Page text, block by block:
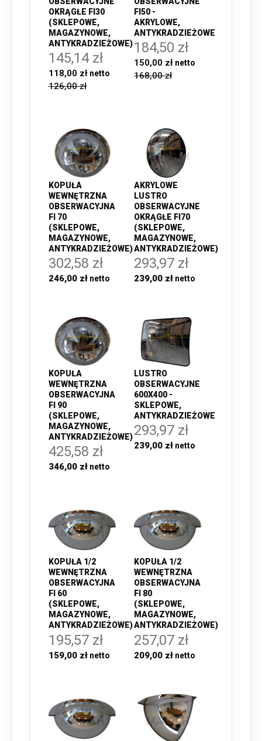
OKRĄGŁE FI30
(SKLEPOWE,
MAGAZYNOWE,
ANTYKRADZIEŻOWE)
145,14 zł
118,00 zł
126,00 zł
FI50 -
AKRYLOWE,
ANTYKRADZIEŻOWE
184,50 zł
150,00 zł
168,00 zł
KOPUŁA
WEWNĘTRZNA
OBSERWACYJNA
FI 70
(SKLEPOWE,
MAGAZYNOWE,
ANTYKRADZIEŻOWE)
302,58 zł
246,00 zł
AKRYLOWE
LUSTRO
OBSERWACYJNE
OKRĄGŁE FI70
(SKLEPOWE,
MAGAZYNOWE,
ANTYKRADZIEŻOWE)
293,97 zł
239,00 zł
KOPUŁA
WEWNĘTRZNA
OBSERWACYJNA
FI 90
(SKLEPOWE,
MAGAZYNOWE,
ANTYKRADZIEŻOWE)
425,58 zł
346,00 zł
LUSTRO
OBSERWACYJNE
600X400 -
SKLEPOWE,
ANTYKRADZIEŻOWE
293,97 zł
239,00 zł
KOPUŁA 1/2
WEWNĘTRZNA
OBSERWACYJNA
FI 60
(SKLEPOWE,
MAGAZYNOWE,
ANTYKRADZIEŻOWE)
195,57 zł
159,00 zł
KOPUŁA 1/2
WEWNĘTRZNA
OBSERWACYJNA
FI 80
(SKLEPOWE,
MAGAZYNOWE,
ANTYKRADZIEŻOWE)
257,07 zł
209,00 zł